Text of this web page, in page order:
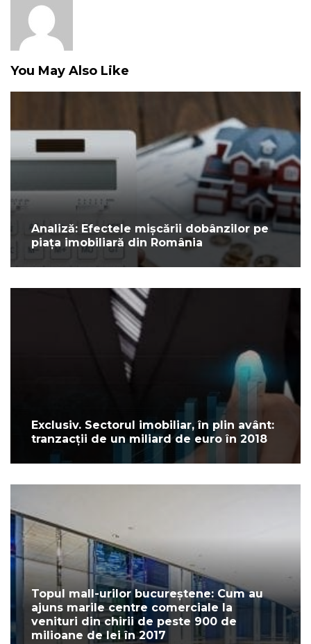
You May Also Like
Analiză: Efectele mișcării dobânzilor pe
piața imobiliară din România
Exclusiv. Sectorul imobiliar, în plin avânt:
tranzacții de un miliard de euro în 2018
Topul mall-urilor bucureștene: Cum au
ajuns marile centre comerciale la
venituri din chirii de peste 900 de
milioane de lei în 2017